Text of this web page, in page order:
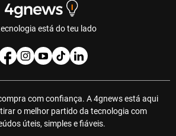
está do teu lado
com confiança. A 4gnews está aqui
o melhor partido da tecnologia com
úteis, simples e fiáveis.